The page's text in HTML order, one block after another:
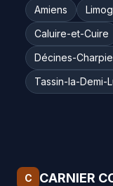
Amiens
Caluire-et-Cuire
Décines-
Tassin-la-Demi-
C CARNIER